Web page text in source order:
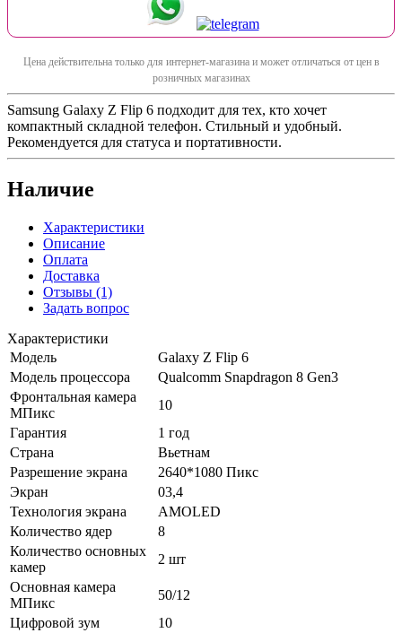
Цена действительна только для интернет-магазина и может отличаться от цен в
розничных магазинах
Samsung Galaxy Z Flip 6 подходит для тех, кто хочет
компактный складной телефон. Стильный и удобный.
Рекомендуется для статуса и портативности.
Наличие
Характеристики
Описание
Оплата
Доставка
Отзывы (1)
Задать вопрос
Характеристики
Модель
Galaxy Z Flip 6
Модель процессора
Qualcomm Snapdragon 8 Gen3
Фронтальная камера
МПикс
10
Гарантия
1 год
Страна
Вьетнам
Разрешение экрана
2640*1080 Пикс
Экран
03,4
Технология экрана
AMOLED
Количество ядер
8
Количество основных
камер
2 шт
Основная камера
МПикс
50/12
Цифровой зум
10